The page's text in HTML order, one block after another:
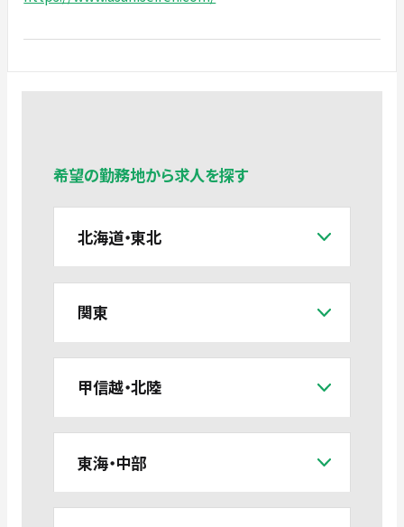
希望の勤務地から求人を探す
北海道・東北
関東
甲信越・北陸
東海・中部